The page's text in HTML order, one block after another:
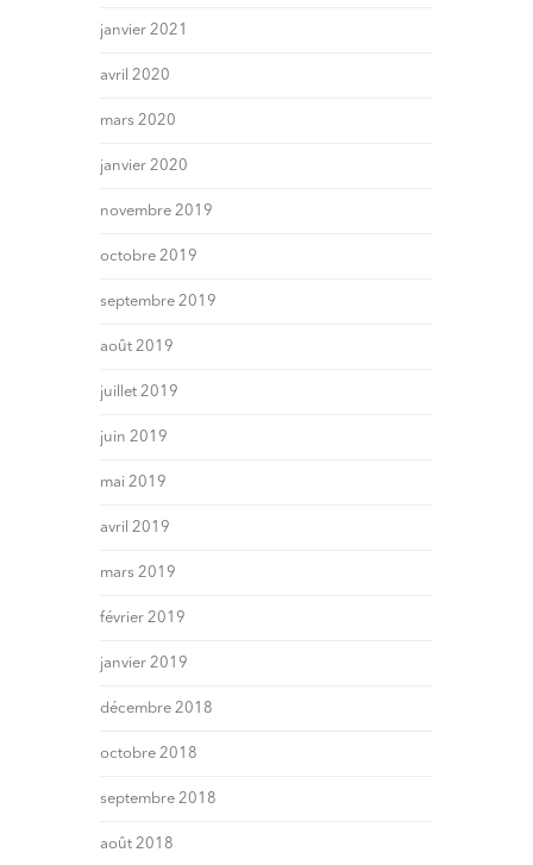
janvier 2021
avril 2020
mars 2020
janvier 2020
novembre 2019
octobre 2019
septembre 2019
août 2019
juillet 2019
juin 2019
mai 2019
avril 2019
mars 2019
février 2019
janvier 2019
décembre 2018
octobre 2018
septembre 2018
août 2018